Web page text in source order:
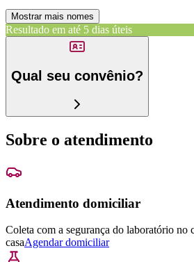
Mostrar mais nomes
Resultado em até 5 dias úteis
Qual seu convênio?
Sobre o atendimento
Atendimento domiciliar
Coleta com a segurança do laboratório no
casaAgendar domiciliar